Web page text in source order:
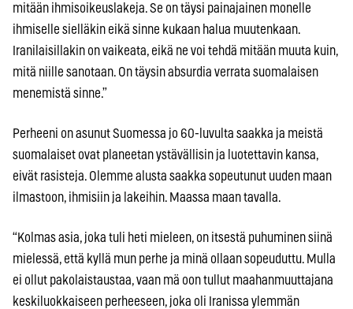
mitään ihmisoikeuslakeja. Se on täysi painajainen monelle
ihmiselle sielläkin eikä sinne kukaan halua muutenkaan.
Iranilaisillakin on vaikeata, eikä ne voi tehdä mitään muuta kuin,
mitä niille sanotaan. On täysin absurdia verrata suomalaisen
menemistä sinne.”
Perheeni on asunut Suomessa jo 60-luvulta saakka ja meistä
suomalaiset ovat planeetan ystävällisin ja luotettavin kansa,
eivät rasisteja. Olemme alusta saakka sopeutunut uuden maan
ilmastoon, ihmisiin ja lakeihin. Maassa maan tavalla.
“Kolmas asia, joka tuli heti mieleen, on itsestä puhuminen siinä
mielessä, että kyllä mun perhe ja minä ollaan sopeuduttu. Mulla
ei ollut pakolaistaustaa, vaan mä oon tullut maahanmuuttajana
keskiluokkaiseen perheeseen, joka oli Iranissa ylemmän